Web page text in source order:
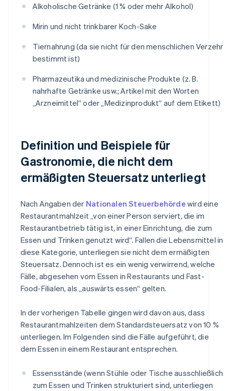
Alkoholische Getränke (1 % oder mehr Alkohol)
Mirin und nicht trinkbarer Koch-Sake
Tiernahrung (da sie nicht für den menschlichen Verzehr
bestimmt ist)
Pharmazeutika und medizinische Produkte (z. B.
nahrhafte Getränke usw.; Artikel mit den Worten
„Arzneimittel“ oder „Medizinprodukt“ auf dem Etikett)
Definition und Beispiele für
Gastronomie, die nicht dem
ermäßigten Steuersatz unterliegt
Nach Angaben der Nationalen Steuerbehörde wird eine
Restaurantmahlzeit „von einer Person serviert, die im
Restaurantbetrieb tätig ist, in einer Einrichtung, die zum
Essen und Trinken genutzt wird“. Fallen die Lebensmittel in
diese Kategorie, unterliegen sie nicht dem ermäßigten
Steuersatz. Dennoch ist es ein wenig verwirrend, welche
Fälle, abgesehen vom Essen in Restaurants und Fast-
Food-Filialen, als „auswärts essen“ gelten.
In der vorherigen Tabelle gingen wird davon aus, dass
Restaurantmahlzeiten dem Standardsteuersatz von 10 %
unterliegen. Im Folgenden sind die Fälle aufgeführt, die
dem Essen in einem Restaurant entsprechen.
Essensstände (wenn Stühle oder Tische ausschließlich
zum Essen und Trinken strukturiert sind, unterliegen